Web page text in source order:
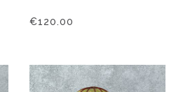
€120.00